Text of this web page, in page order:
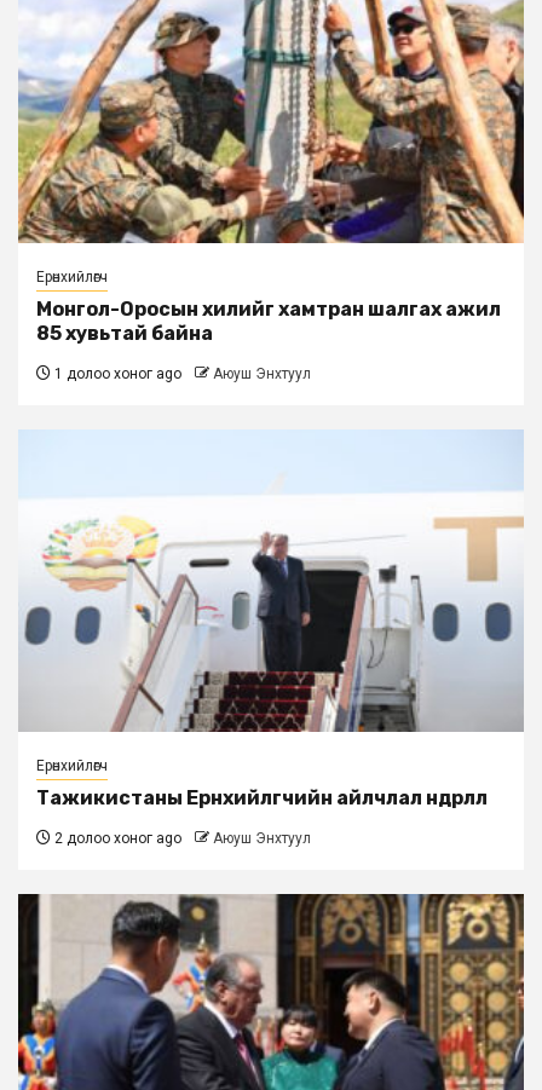
Ерөнхийлөгч
Монгол-Оросын хилийг хамтран шалгах ажил
85 хувьтай байна
1 долоо хоног ago Аюуш Энхтуул
Ерөнхийлөгч
Тажикистаны Ерөнхийлөгчийн айлчлал өндөрлөлөө
2 долоо хоног ago Аюуш Энхтуул